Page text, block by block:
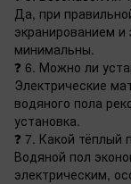
Да, при
экранированием
минимальны.
❓ 6. Можно ли
Электрические
водяного пола
установка.
❓ 7. Какой тёплый
Водяной пол
электрическим,